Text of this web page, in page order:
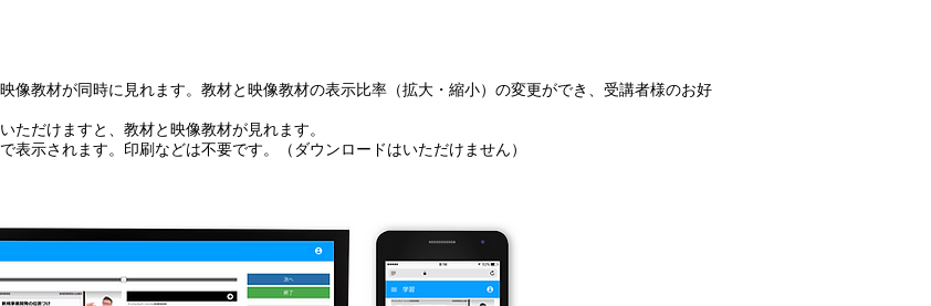
像教材が同時に見れます。教材と映像教材の表示比率（拡大・縮小）の変更ができ、受講者様のお好
ただけますと、教材と映像教材が見れます。
表示されます。印刷などは不要です。（ダウンロードはいただけません）